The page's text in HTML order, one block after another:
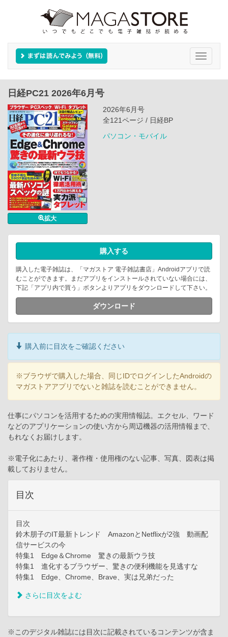
Toggle
日経PC21 2026年6月号
拡大
2026年6月号
全121ページ / 日経BP
パソコン・モバイル
購入する
購入した電子雑誌は、「マガストア 電子雑誌書店」Androidアプリで読
むことができます。まだアプリをインストールされていない場合には、
下記「アプリ内で買う」ボタンよりアプリをダウンロードして下さい。
ダウンロード
購入前に目次をご確認ください
※ブラウザで購入した場合、同じIDでログインしたAndroidの
マガストアアプリでないと雑誌を読むことができません。
仕事にパソコンを活用するための実用情報誌。エクセル、ワード
などのアプリケーションの使い方から周辺機器の活用情報まで、
もれなくお届けします。
※電子化にあたり、著作権・使用権のない記事、写真、図表は掲
載しておりません。
目次
目次
鈴木朋子のIT最新トレンド AmazonとNetflixが2強 動画配
信サービスの今
特集1 Edge＆Chrome 驚きの最新ウラ技
特集1 進化するブラウザー、驚きの便利機能を見逃すな
特集1 Edge、Chrome、Brave、実は兄弟だった
さらに目次をよむ
※このデジタル雑誌には目次に記載されているコンテンツが含ま